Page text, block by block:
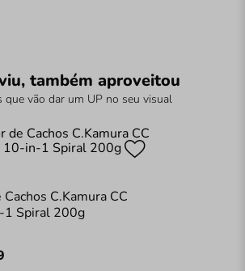
também aproveitou
que vão dar um UP no seu visual
C.Kamura CC
Spiral 200g